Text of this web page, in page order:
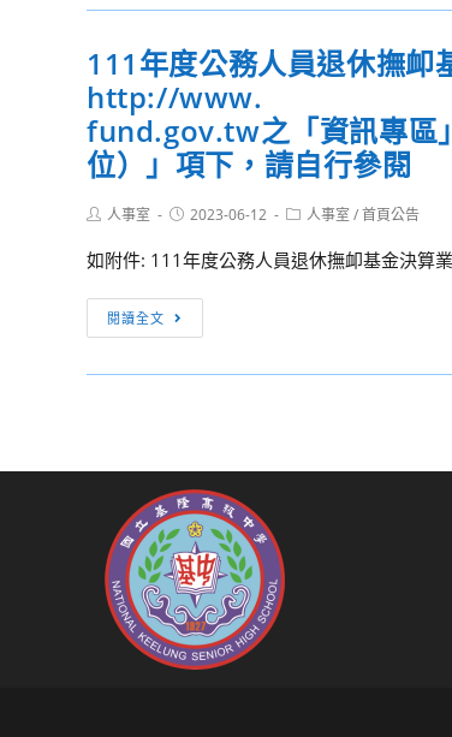
轉
有
關
高
雄
市
政
教
育
理
度
『高
雄
數
位
學
園』
網
111年度公務人員退休撫卹
http://www.
fund.gov.tw之「資訊專區
位）」項下，請自行參閱
Post人事室
Post2023-06-12
Post人事室 /首頁公告
如附件: 111年度公務人員退休撫卹基金決算
閱讀全文
年
度
員
退
休
撫
卹
基
金